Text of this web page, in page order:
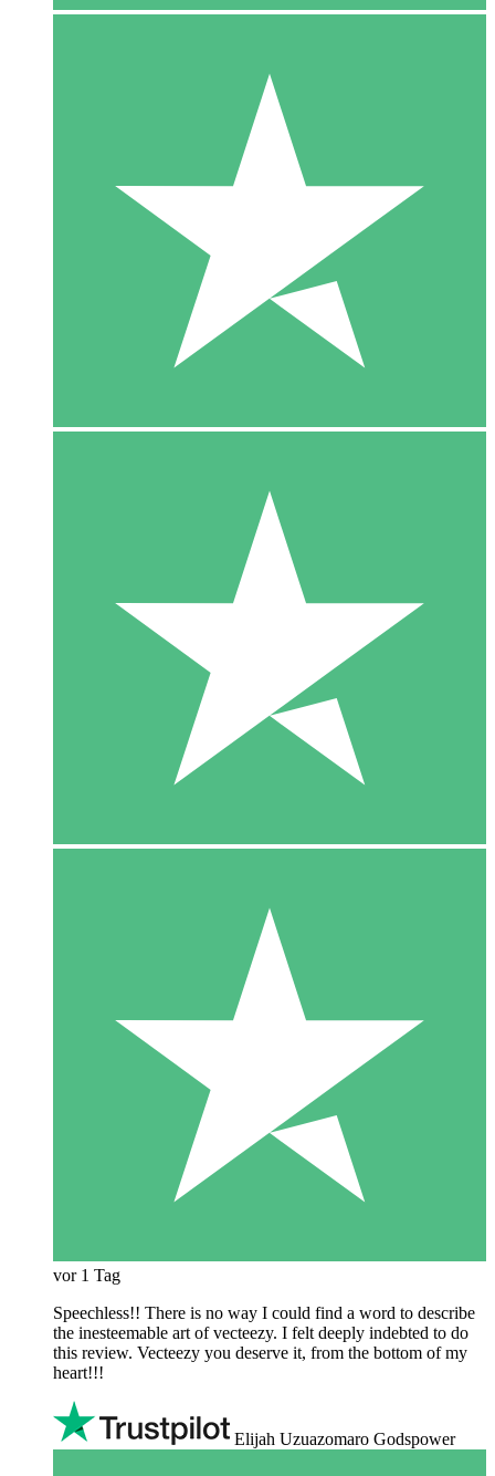
vor 1 Tag
Speechless!! There is no way I could find a word to describe
the inesteemable art of vecteezy. I felt deeply indebted to do
this review. Vecteezy you deserve it, from the bottom of my
heart!!!
Elijah Uzuazomaro Godspower